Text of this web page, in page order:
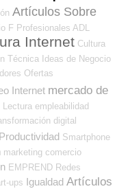
Artículos Sobre
F Profesionales ADL
Internet Cultura
Técnica Ideas de Negocio
Ofertas
Internet mercado de
Lectura empleabilidad
digital
Productividad Smartphone
marketing comercio
EMPREND Redes
ups Igualdad Artículos